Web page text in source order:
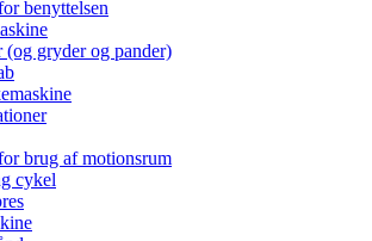
benyttelsen
gryder og pander)
brug af motionsrum
cykel